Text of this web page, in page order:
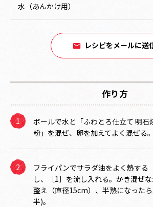
水（あんかけ用）
レシピをメールに送
作り方
ボールで水と「ふわとろ仕立て 明石
粉」を混ぜ、卵を加えてよく混ぜる。
フライパンでサラダ油をよく熱する
し、［1］を流し入れる。かき混ぜ
整え（直径15cm）、半熟になった
半)。